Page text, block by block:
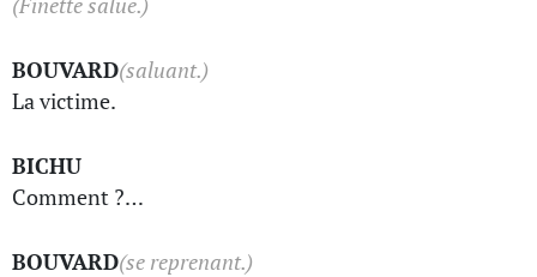
BOUVARD(saluant.)
La victime.
BICHU
Comment ?…
BOUVARD(se reprenant.)